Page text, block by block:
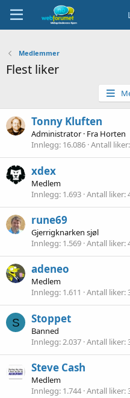
Medlemmer
Flest liker
Tonny Kluften
Administrator · Fra Horten
Innlegg 16.086 Antall liker
xdex
Medlem
Innlegg 1.693 Antall liker
rune69
Gjerrigknarken sjøl
Innlegg 1.569 Antall liker
adeneo
Medlem
Innlegg 1.611 Antall liker
S Stoppet
Banned
Innlegg 2.037 Antall liker
Steve Cash
Medlem
Innlegg 1.744 Antall liker